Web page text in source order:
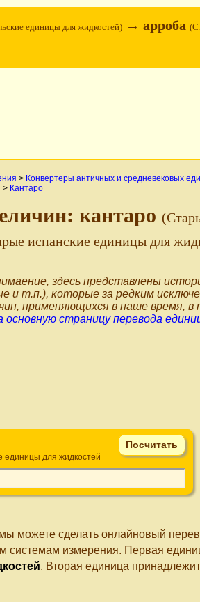
единицы для жидкостей) → арроба
> Конвертеры античных и средневековых
> Кантаро
кантаро
испанские единицы для
здесь представлены
и т.п.), которые за редким
применяющихся в наше время,
основную страницу перевода
единицы для жидкостей
можете сделать онлайновый
системам измерения. Первая
. Вторая единица